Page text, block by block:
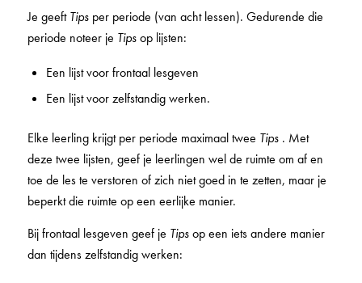
Je geeftTipsper periode (van acht lessen). Gedurende die
periode noteer je Tipsop lijsten:
Een lijst voor frontaal lesgeven
Een lijst voor zelfstandig werken.
Elke leerling krijgt per periode maximaal twee Tips. Met
deze twee lijsten, geef je leerlingen wel de ruimte om af en
toe de les te verstoren of zich niet goed in te zetten, maar je
beperkt die ruimte op een eerlijke manier.
Bij frontaal lesgeven geef je Tipsop een iets andere manier
dan tijdens zelfstandig werken: